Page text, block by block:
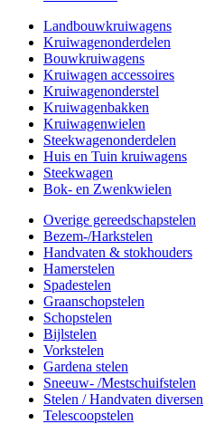
Landbouwkruiwagens
Kruiwagenonderdelen
Bouwkruiwagens
Kruiwagen accessoires
Kruiwagenonderstel
Kruiwagenbakken
Kruiwagenwielen
Steekwagenonderdelen
Huis en Tuin kruiwagens
Steekwagen
Bok- en Zwenkwielen
Overige gereedschapstelen
Bezem-/Harkstelen
Handvaten & stokhouders
Hamerstelen
Spadestelen
Graanschopstelen
Schopstelen
Bijlstelen
Vorkstelen
Gardena stelen
Sneeuw- /Mestschuifstelen
Stelen / Handvaten diversen
Telescoopstelen